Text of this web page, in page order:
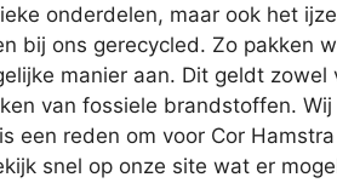
onderdelen, maar ook het
bij ons gerecycled. Zo pakken
manier aan. Dit geldt zowel
van fossiele brandstoffen.
een reden om voor Cor
snel op onze site wat er